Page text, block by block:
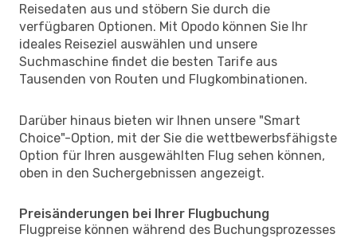
Reisedaten aus und stöbern Sie durch die
verfügbaren Optionen. Mit Opodo können Sie Ihr
ideales Reiseziel auswählen und unsere
Suchmaschine findet die besten Tarife aus
Tausenden von Routen und Flugkombinationen.
Darüber hinaus bieten wir Ihnen unsere "Smart
Choice"-Option, mit der Sie die wettbewerbsfähigste
Option für Ihren ausgewählten Flug sehen können,
oben in den Suchergebnissen angezeigt.
Preisänderungen bei Ihrer Flugbuchung
Flugpreise können während des Buchungsprozesses